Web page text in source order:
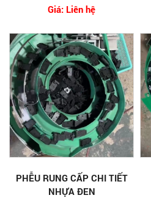
Giá: Liên hệ
PHỄU RUNG CẤP CHI TIẾT
NHỰA ĐEN